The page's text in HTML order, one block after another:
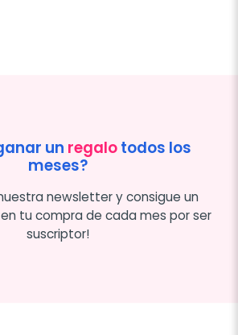
un regalotodos los
meses?
newsletter y consigue un
tu compra de cada mes por ser
suscriptor!